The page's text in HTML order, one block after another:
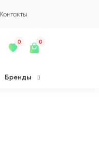
Контакты
0 0
Бренды